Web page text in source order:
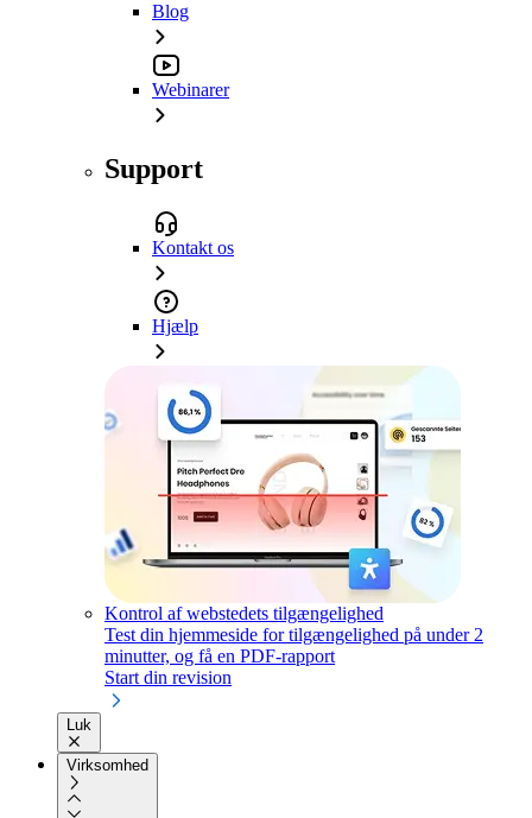
Blog
Webinarer
Support
Kontakt os
Hjælp
Kontrol af webstedets tilgængelighed
Test din hjemmeside for tilgængelighed på under 2
minutter, og få en PDF-rapport
Start din revision
Luk
Virksomhed